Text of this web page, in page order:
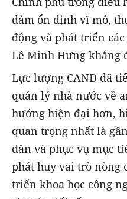
đảm ổn định vĩ mô,
động và phát triển
Lê Minh Hưng khẳng
Lực lượng CAND đã
quản lý nhà nước về
hướng hiện đại hơn,
quan trọng nhất là
dân và phục vụ mục
phát huy vai trò nòng
triển khoa học công